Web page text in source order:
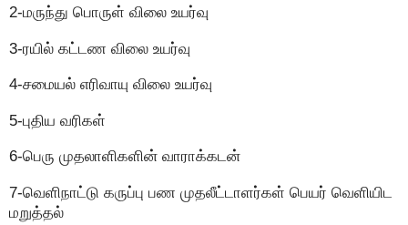
2-மருந்து பொருள் விலை உயர்வு
3-ரயில் கட்டண விலை உயர்வு
4-சமையல் எரிவாயு விலை உயர்வு
5-புதிய வரிகள்
6-பெரு முதலாளிகளின் வாராக்கடன்
7-வெளிநாட்டு கருப்பு பண முதலீட்டாளர்கள் பெயர் வெளியிட
மறுத்தல்